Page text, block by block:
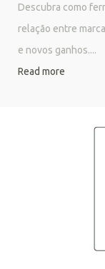
Descubra como
relação entre
e novos ganhos....
Read more